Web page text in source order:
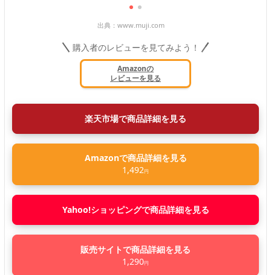
出典： www.muji.com
購入者のレビューを見てみよう！
Amazonの
レビューを見る
楽天市場で商品詳細を見る
Amazonで商品詳細を見る
1,492円
Yahoo!ショッピングで商品詳細を見る
販売サイトで商品詳細を見る
1,290円